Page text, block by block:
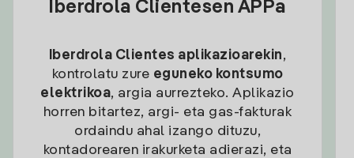
Iberdrola Clientesen APPa
Iberdrola Clientes aplikazioarekin,
kontrolatu zure eguneko kontsumo
elektrikoa, argia aurrezteko. Aplikazio
horren bitartez, argi- eta gas-fakturak
ordaindu ahal izango dituzu,
kontadorearen irakurketa adierazi, eta